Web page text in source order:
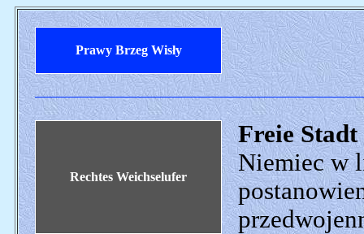
Prawy Brzeg Wisły
Rechtes Weichselufer
Freie
Niemiec w